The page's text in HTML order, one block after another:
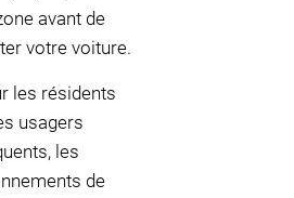
avant de
votre voiture.
les résidents
usagers
les
de